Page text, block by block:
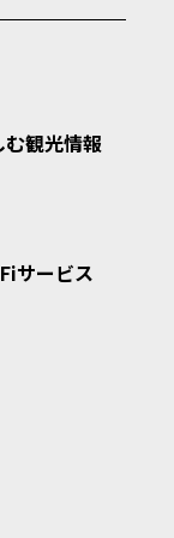
観光情報
サービス